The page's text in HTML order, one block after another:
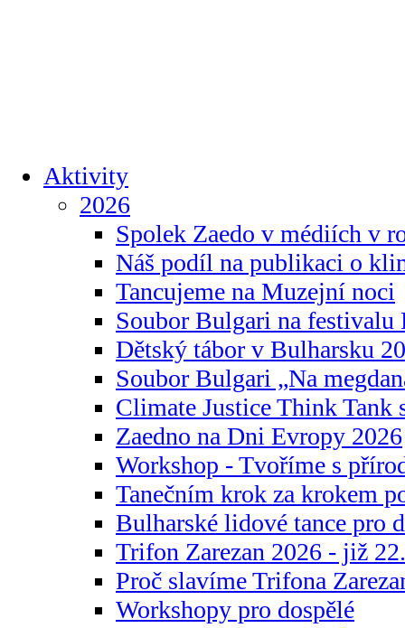
Aktivity
2026
Spolek Zaedo v médiích v
Náš podíl na publikaci o
Tancujeme na Muzejní noci
Soubor Bulgari na festivalu
Dětský tábor v Bulharsku
Soubor Bulgari „Na
Climate Justice Think Tank
Zaedno na Dni Evropy 2026
Workshop - Tvoříme s
Tanečním krok za krokem
Bulharské lidové tance pro
Trifon Zarezan 2026 - již
Proč slavíme Trifona
Workshopy pro dospělé